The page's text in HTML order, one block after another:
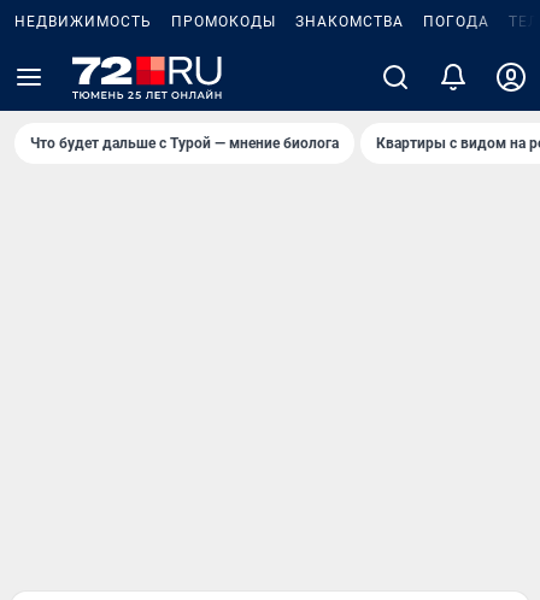
НЕДВИЖИМОСТЬ ПРОМОКОДЫ ЗНАКОМСТВА ПОГОДА
Что будет дальше с Турой — мнение биолога Квартиры с видом на